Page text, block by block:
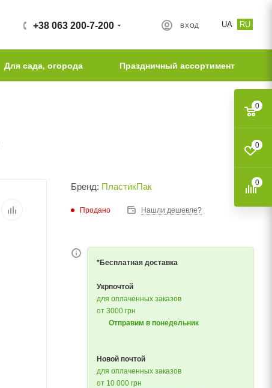
UA RU
ВХОД
+38 063 200-7-200
Для сада, огорода Праздничный ассортимент
Бренд: ПластикПак
Продано Нашли дешевле?
*Бесплатная доставка
Укрпочтой
для оплаченных заказов
от 3000 грн
Отправим в понедельник
Новой почтой
для оплаченных заказов
от 10 000 грн
0
0
0